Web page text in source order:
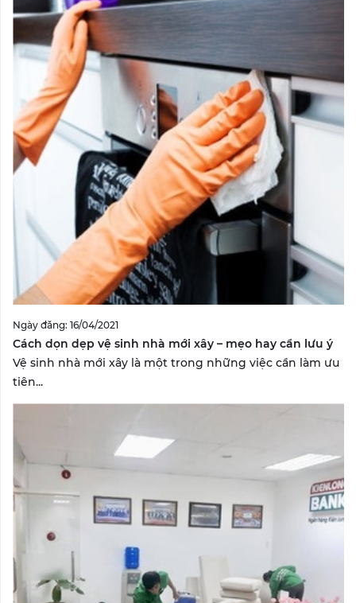
Ngày đăng: 16/04/2021
Cách dọn dẹp vệ sinh nhà mới xây – mẹo hay cần lưu ý
Vệ sinh nhà mới xây là một trong những việc cần làm ưu
tiên...